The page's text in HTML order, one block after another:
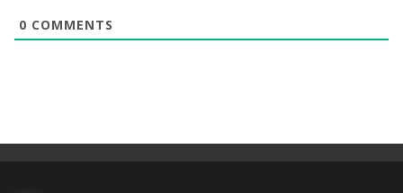
0 COMMENTS